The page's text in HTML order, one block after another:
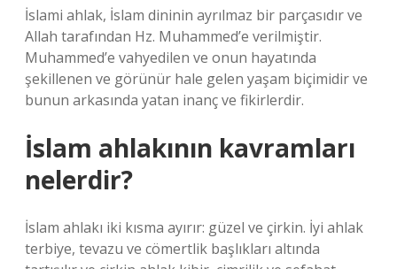
İslami ahlak, İslam dininin ayrılmaz bir parçasıdır ve
Allah tarafından Hz. Muhammed’e verilmiştir.
Muhammed’e vahyedilen ve onun hayatında
şekillenen ve görünür hale gelen yaşam biçimidir ve
bunun arkasında yatan inanç ve fikirlerdir.
İslam ahlakının kavramları
nelerdir?
İslam ahlakı iki kısma ayırır: güzel ve çirkin. İyi ahlak
terbiye, tevazu ve cömertlik başlıkları altında